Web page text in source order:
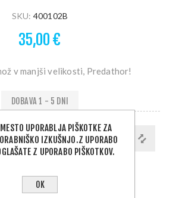
SKU: 400102B
35,00 €
v manjši velikosti, Predathor!
DOBAVA 1 - 5 DNI
DODAJ V KOŠARICO
UPORABLJA PIŠKOTKE ZA
IZKUŠNJO.Z UPORABO
Z UPORABO PIŠKOTKOV.
OK